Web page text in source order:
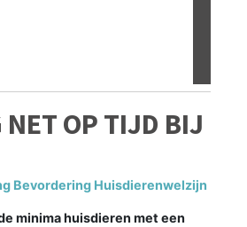
NET OP TIJD BIJ
Bevordering Huisdierenwelzijn
minima huisdieren met een